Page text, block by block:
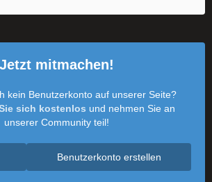
Jetzt mitmachen!
kein Benutzerkonto auf unserer Seite?
sich kostenlos und nehmen Sie an
unserer Community teil!
Benutzerkonto erstellen